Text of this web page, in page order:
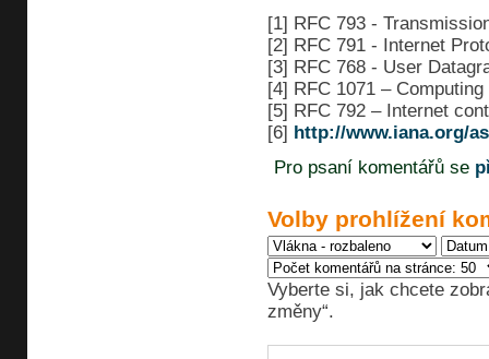
[1] RFC 793 -
[2] RFC 791 - Internet
[3] RFC 768 - User
[4] RFC 1071 –
[5] RFC 792 – Internet
[6] http://www.iana.org/
Pro psaní komentářů se
Volby prohlížení
Vyberte si, jak chcete
změny“.